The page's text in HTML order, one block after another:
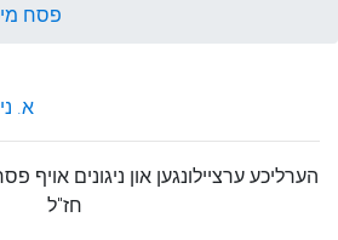
פסח
א.
הערליכע ערציילונגען און ניגונים